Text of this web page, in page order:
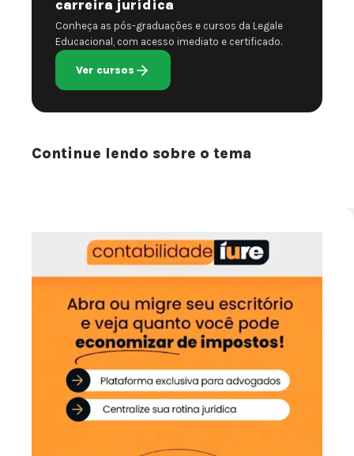
carreira jurídica
Conheça as pós-graduações e cursos da Legale
Educacional, com acesso imediato e certificado.
Ver cursos
Continue lendo sobre o tema